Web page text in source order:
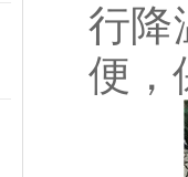
行降
便，